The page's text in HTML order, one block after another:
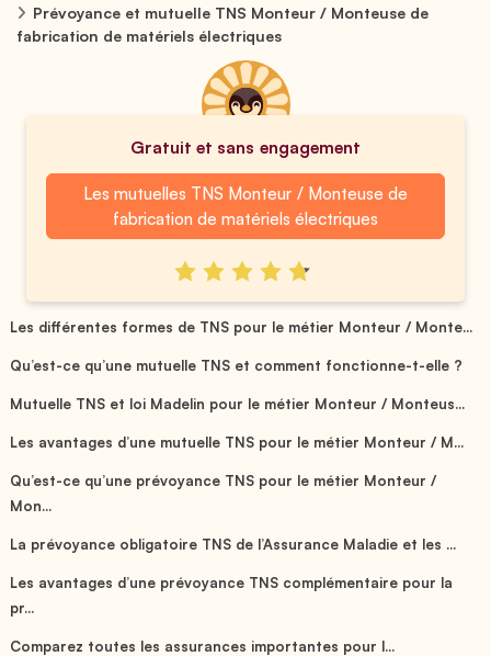
Prévoyance et mutuelle TNS Monteur / Monteuse de
fabrication de matériels électriques
Gratuit et sans engagement
Les mutuelles TNS Monteur / Monteuse de
fabrication de matériels électriques
Les différentes formes de TNS pour le métier Monteur / Monte...
Qu’est-ce qu’une mutuelle TNS et comment fonctionne-t-elle ?
Mutuelle TNS et loi Madelin pour le métier Monteur / Monteus...
Les avantages d’une mutuelle TNS pour le métier Monteur / M...
Qu’est-ce qu’une prévoyance TNS pour le métier Monteur /
Mon...
La prévoyance obligatoire TNS de l’Assurance Maladie et les ...
Les avantages d’une prévoyance TNS complémentaire pour la
pr...
Comparez toutes les assurances importantes pour l...